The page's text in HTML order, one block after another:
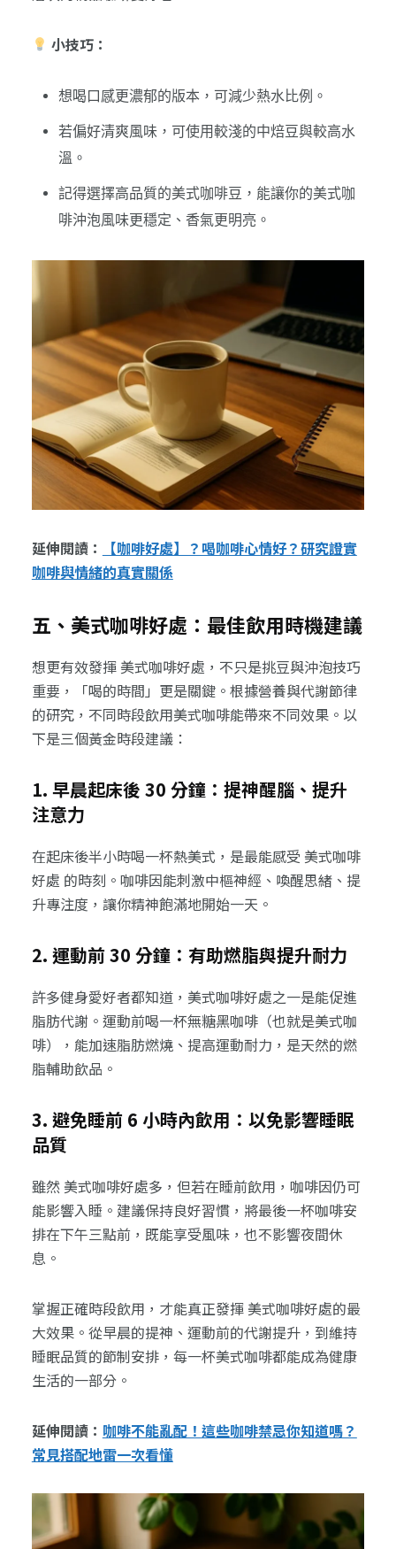
小技巧：
想喝口感更濃郁的版本，可減少熱水比例。
若偏好清爽風味，可使用較淺的中焙豆與較高水
溫。
記得選擇高品質的美式咖啡豆，能讓你的美式咖
啡沖泡風味更穩定、香氣更明亮。
延伸閱讀：
【咖啡好處】？喝咖啡心情好？研究證實
咖啡與情緒的真實關係
五、美式咖啡好處：最佳飲用時機建議
想更有效發揮 美式咖啡好處，不只是挑豆與沖泡技巧
重要，「喝的時間」更是關鍵。根據營養與代謝節律
的研究，不同時段飲用美式咖啡能帶來不同效果。以
下是三個黃金時段建議：
1. 早晨起床後 30 分鐘：提神醒腦、提升
注意力
在起床後半小時喝一杯熱美式，是最能感受 美式咖啡
好處 的時刻。咖啡因能刺激中樞神經、喚醒思緒、提
升專注度，讓你精神飽滿地開始一天。
2. 運動前 30 分鐘：有助燃脂與提升耐力
許多健身愛好者都知道，美式咖啡好處之一是能促進
脂肪代謝。運動前喝一杯無糖黑咖啡（也就是美式咖
啡），能加速脂肪燃燒、提高運動耐力，是天然的燃
脂輔助飲品。
3. 避免睡前 6 小時內飲用：以免影響睡眠
品質
雖然 美式咖啡好處多，但若在睡前飲用，咖啡因仍可
能影響入睡。建議保持良好習慣，將最後一杯咖啡安
排在下午三點前，既能享受風味，也不影響夜間休
息。
掌握正確時段飲用，才能真正發揮 美式咖啡好處的最
大效果。從早晨的提神、運動前的代謝提升，到維持
睡眠品質的節制安排，每一杯美式咖啡都能成為健康
生活的一部分。
延伸閱讀： 咖啡不能亂配！這些咖啡禁忌你知道嗎？
常見搭配地雷一次看懂